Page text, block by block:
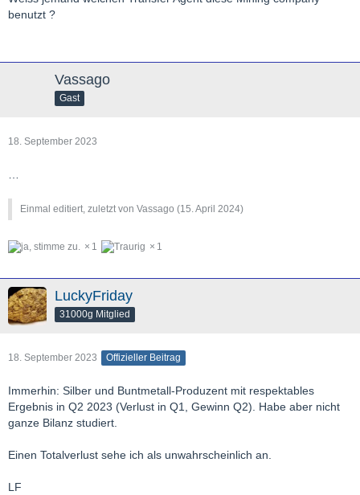
benutzt ?
Vassago
Gast
18. September 2023
Einmal editiert, zuletzt von Vassago (15. April 2024)
1 1
LuckyFriday
31000g Mitglied
18. September 2023 Offizieller Beitrag
Immerhin: Silber und Buntmetall-Produzent mit respektables
Ergebnis in Q2 2023 (Verlust in Q1, Gewinn Q2). Habe aber nicht
ganze Bilanz studiert.
Einen Totalverlust sehe ich als unwahrscheinlich an.
LF